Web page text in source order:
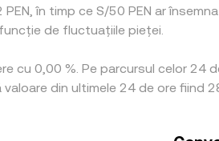
în timp ce S/50 PEN ar
de fluctuațiile pieței.
cu 0,00 %. Pe parcursul celor
din ultimele 24 de ore fiind